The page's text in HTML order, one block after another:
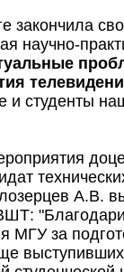
закончила
научно-
и студенты
А.В.
МГУ за